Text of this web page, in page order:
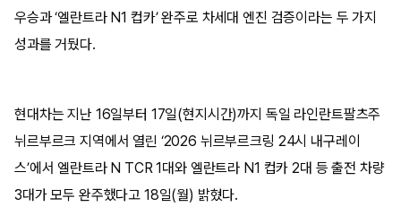
우승과 ‘엘란트라 N1 컵카’ 완주로 차세대 엔진 검증이라는 두 가지
성과를 거뒀다.
현대차는 지난 16일부터 17일(현지시간)까지 독일 라인란트팔츠주
뉘르부르크 지역에서 열린 ‘2026 뉘르부르크링 24시 내구레이
스’에서 엘란트라 N TCR 1대와 엘란트라 N1 컵카 2대 등 출전 차량
3대가 모두 완주했다고 18일(월) 밝혔다.